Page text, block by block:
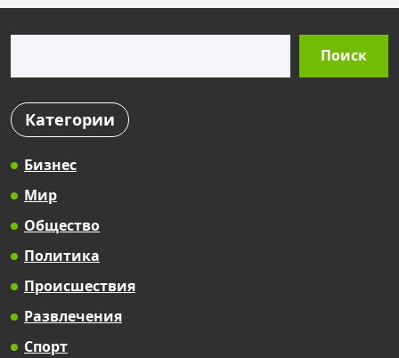
Поиск
Категории
Бизнес
Мир
Общество
Политика
Происшествия
Развлечения
Спорт